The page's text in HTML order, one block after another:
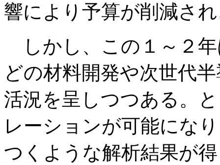
響により予算が削減さ
しかし、この１～２
どの材料開発や次世代
活況を呈しつつある。
レーションが可能にな
つくような解析結果が